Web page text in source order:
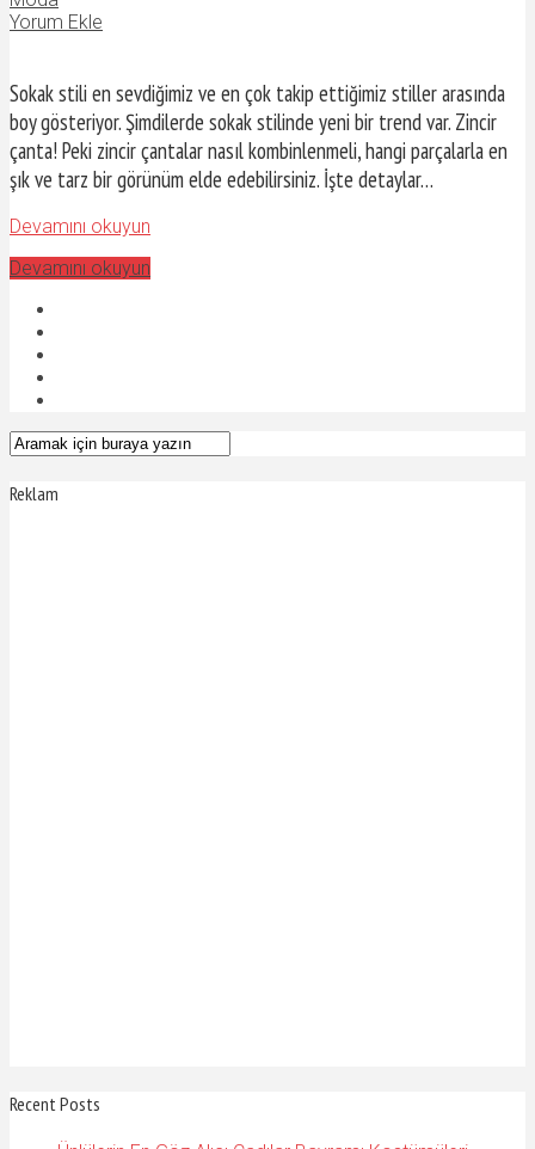
Yorum Ekle
Sokak stili en sevdiğimiz ve en çok takip ettiğimiz stiller arasında
boy gösteriyor. Şimdilerde sokak stilinde yeni bir trend var. Zincir
çanta! Peki zincir çantalar nasıl kombinlenmeli, hangi parçalarla en
şık ve tarz bir görünüm elde edebilirsiniz. İşte detaylar…
Devamını okuyun
Devamını okuyun
Reklam
Recent Posts